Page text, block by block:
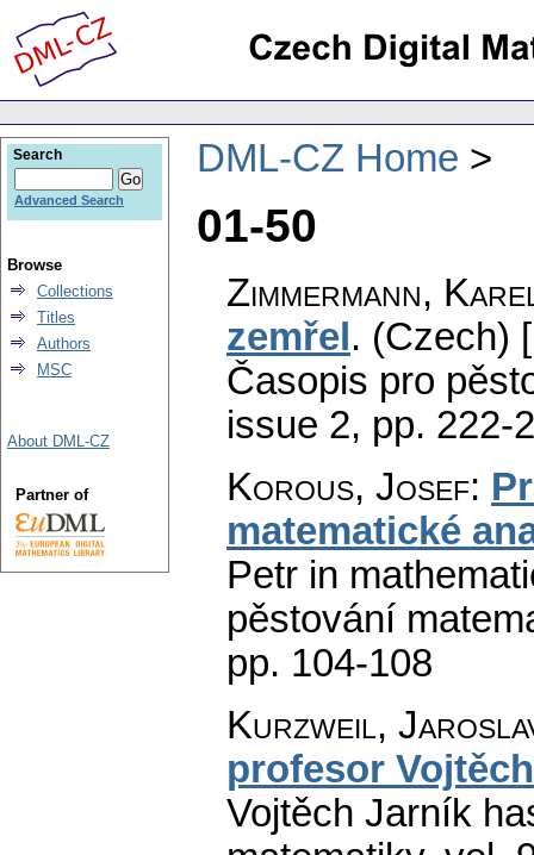
DML-CZ Home
01-50
Zimmermann,
zemřel . (Czech)
Časopis pro
issue 2, pp. 222-
Korous, Josef:
matematické
Petr in
pěstování
pp. 104-108
Kurzweil,
profesor
Vojtěch Jarník
Search
Advanced Search
Browse
Collections
Titles
Authors
MSC
About DML-CZ
Partner of